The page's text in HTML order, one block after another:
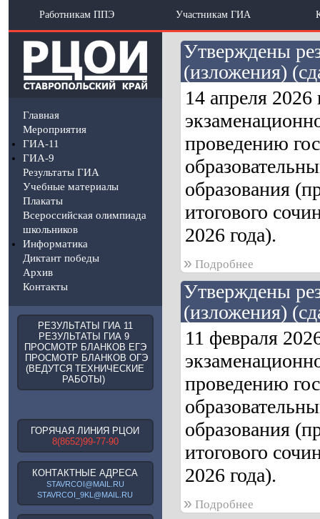
Работникам ППЭ Участникам ГИА
Главная
Мероприятия
ГИА-11
ГИА-9
Результаты ГИА
Учебные материалы
Плакаты
Всероссийская олимпиада
школьников
Информатика
Диктант победы
Архив
Контакты
РЕЗУЛЬТАТЫ ГИА 11
РЕЗУЛЬТАТЫ ГИА 9
ПРОСМОТР БЛАНКОВ ЕГЭ
ПРОСМОТР БЛАНКОВ ОГЭ
(ВЕДУТСЯ ТЕХНИЧЕСКИЕ
РАБОТЫ)
ГОРЯЧАЯ ЛИНИЯ РЦОИ
8(8652)99-77-90
КОНТАКТНЫЕ АДРЕСА
STAVRCOI@MAIL.RU
STAVRCOI_9KL@MAIL.RU
Утверждены
(изложения)
14 апреля 2026
проведению
образования
итогового
2026 года).
»Подробнее
Утверждены
(изложения)
11 февраля
проведению
образования
итогового
2026 года).
»Подробнее